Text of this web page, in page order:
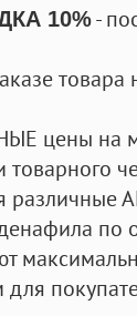
10%-
цены на
по